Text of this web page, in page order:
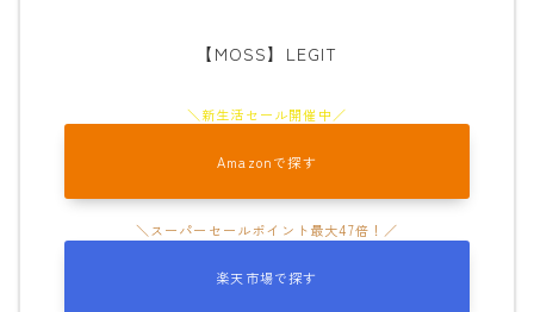
【MOSS】LEGIT
Amazonで探す
楽天市場で探す